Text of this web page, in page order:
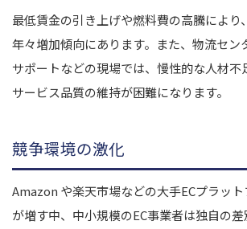
最低賃金の引き上げや燃料費の高騰により
年々増加傾向にあります。また、物流セン
サポートなどの現場では、慢性的な人材不
サービス品質の維持が困難になります。
競争環境の激化
Amazon や楽天市場などの大手ECプラッ
が増す中、中小規模のEC事業者は独自の